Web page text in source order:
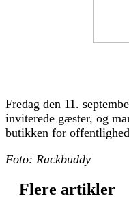
Fredag den 11.
inviterede gæster, og
butikken for
Foto: Rackbuddy
Flere artikler